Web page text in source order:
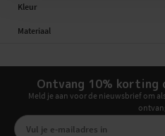
Kleur
Materiaal
Ontvang 10% korting
Meld je aan voor de nieuwsbrief om